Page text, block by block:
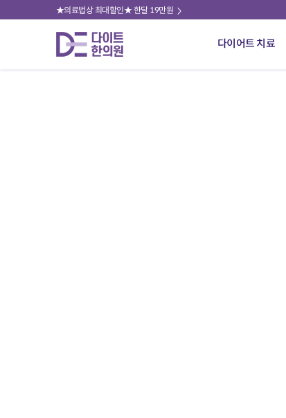
★의료법상 최대할인★ 한달 19만원
다이어트 치료